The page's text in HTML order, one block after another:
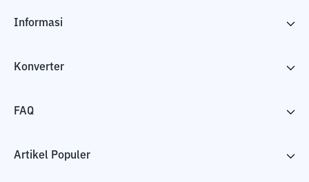
Informasi
Konverter
FAQ
Artikel Populer